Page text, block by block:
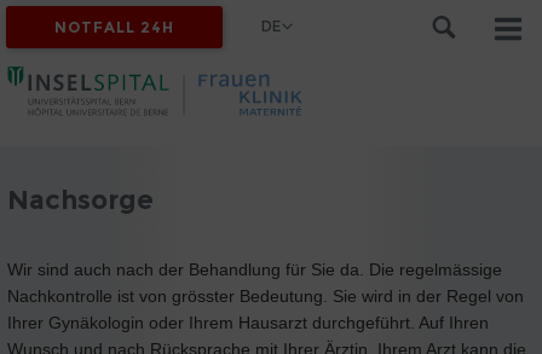
NOTFALL 24H DE
Nachsorge
Wir sind auch nach der Behandlung für Sie da. Die regelmässige
Nachkontrolle ist von grösster Bedeutung. Sie wird in der Regel von
Ihrer Gynäkologin oder Ihrem Hausarzt durchgeführt. Auf Ihren
Wunsch und nach Rücksprache mit Ihrer Ärztin, Ihrem Arzt kann die